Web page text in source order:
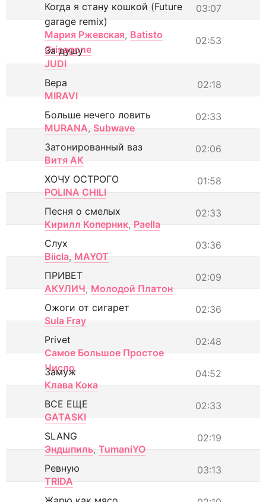
03:07
Когда я стану кошкой (Future
garage remix)
Мария Ржевская, Batisto
Grisagone
02:53
За душу
JUDI
02:18
Вера
MIRAVI
02:33
Больше нечего ловить
MURANA, Subwave
02:06
Затонированный ваз
Витя АК
01:58
ХОЧУ ОСТРОГО
POLINA CHILI
02:33
Песня о смелых
Кирилл Коперник, Paella
03:36
Слух
Biicla, MAYOT
02:09
ПРИВЕТ
АКУЛИЧ, Молодой Платон
02:36
Ожоги от сигарет
Sula Fray
02:48
Privet
Самое Большое Простое
Число
04:52
Замуж
Клава Кока
02:33
ВСЕ ЕЩЕ
GATASKI
02:19
SLANG
Эндшпиль, TumaniYO
03:13
Ревную
TRIDA